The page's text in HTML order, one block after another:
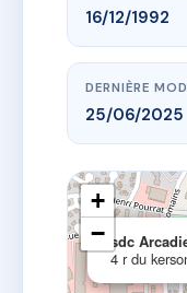
16/12/1992
DERNIÈRE
25/06/2025
sdc
4 r du
+
−